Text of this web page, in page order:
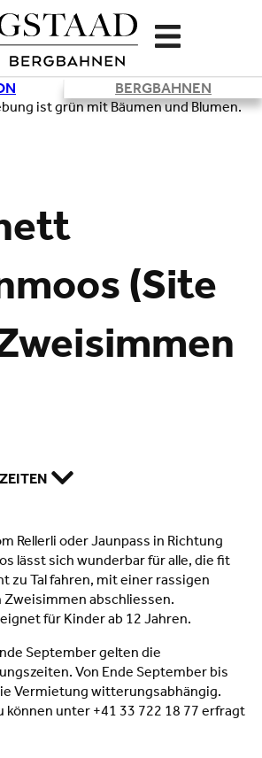
BERGBAHNEN
(Site
Rellerli oder Jaunpass in Richtung
lässt sich wunderbar für alle, die fit
zu Tal fahren, mit einer rassigen
Zweisimmen abschliessen.
für Kinder ab 12 Jahren.
September gelten die
Von Ende September bis
Vermietung witterungsabhängig.
können unter +41 33 722 18 77 erfragt